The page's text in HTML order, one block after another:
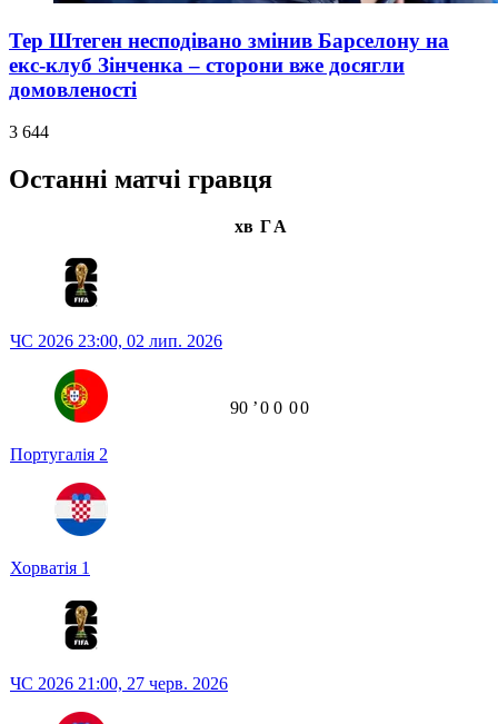
Тер Штеген несподівано змінив Барселону на
екс-клуб Зінченка – сторони вже досягли
домовленості
3 644
Останні матчі гравця
хв ГА
ЧС 2026 23:00, 02 лип. 2026
Португалія 2
Хорватія 1
90 ʼ0 0 00
ЧС 2026 21:00, 27 черв. 2026